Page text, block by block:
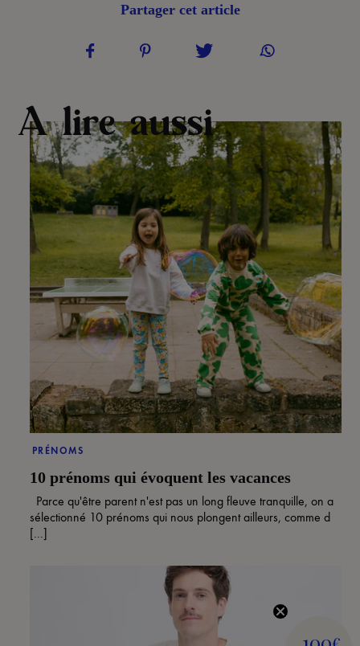
Partager cet article
A lire aussi
PRÉNOMS
10 prénoms qui évoquent les vacances
Parce qu'être parent n'est pas un long fleuve tranquille, on a
sélectionné 10 prénoms qui nous plongent ailleurs, comme d
[...]